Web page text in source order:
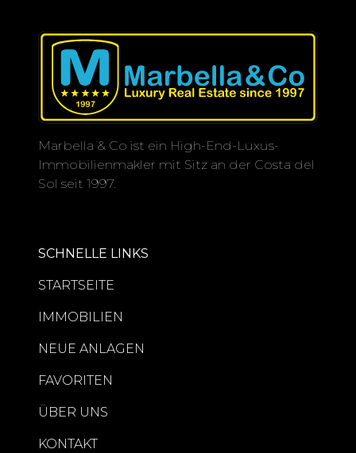
Marbella & Co ist ein High-End-Luxus-
Immobilienmakler mit Sitz an der Costa del
Sol seit 1997.
SCHNELLE LINKS
STARTSEITE
IMMOBILIEN
NEUE ANLAGEN
FAVORITEN
ÜBER UNS
KONTAKT